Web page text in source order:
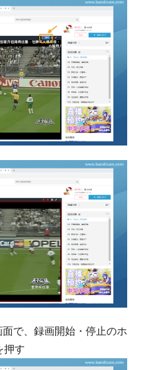
で、録画開始・停止のホ
押す